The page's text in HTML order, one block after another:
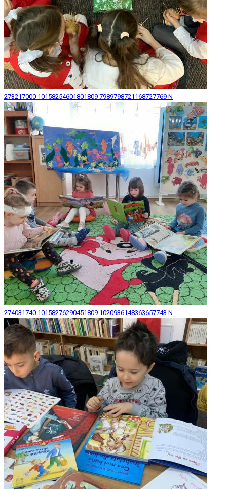
273217000 10158254601801809 7989798721168727769 N
274031740 10158276290451809 1020936148363657743 N